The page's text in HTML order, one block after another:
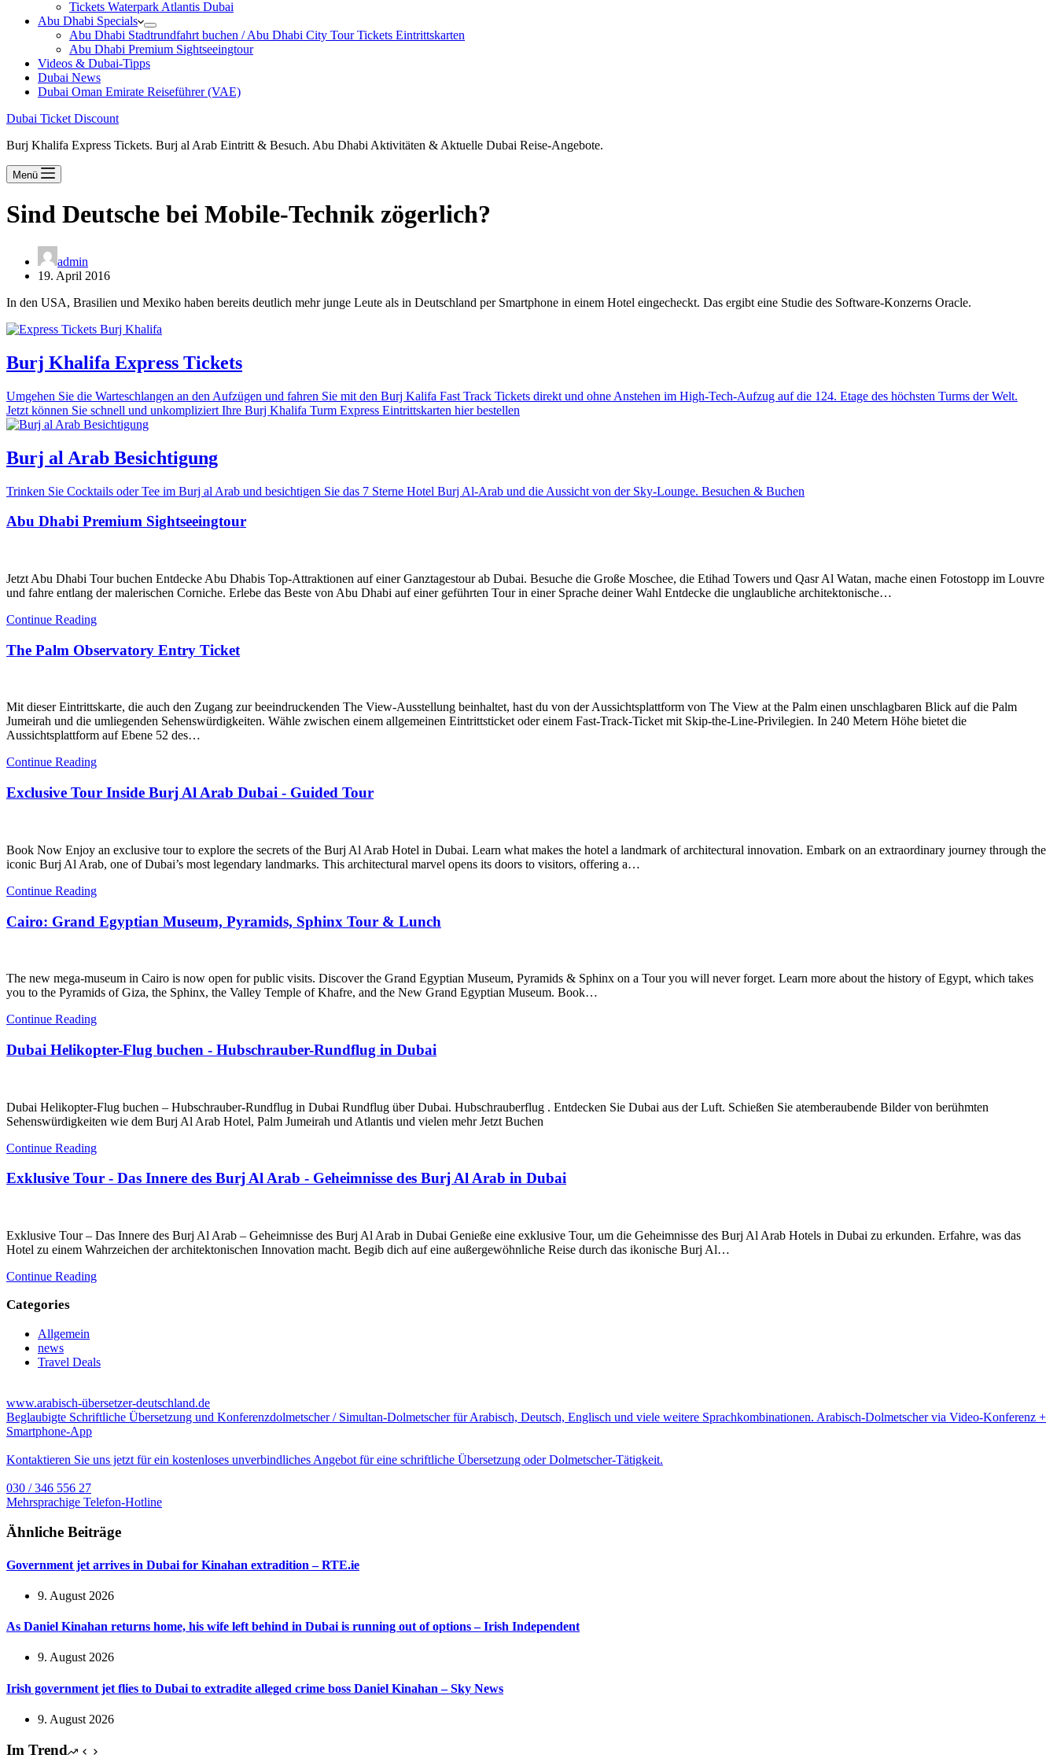
Tickets Waterpark Atlantis Dubai
Abu Dhabi Specials
Abu Dhabi Stadtrundfahrt buchen / Abu Dhabi City Tour Tickets Eintrittskarten
Abu Dhabi Premium Sightseeingtour
Videos & Dubai-Tipps
Dubai News
Dubai Oman Emirate Reiseführer (VAE)
Dubai Ticket Discount
Burj Khalifa Express Tickets. Burj al Arab Eintritt & Besuch. Abu Dhabi Aktivitäten & Aktuelle Dubai Reise-Angebote.
Menü
Sind Deutsche bei Mobile-Technik zögerlich?
admin
19. April 2016
In den USA, Brasilien und Mexiko haben bereits deutlich mehr junge Leute als in Deutschland per Smartphone in einem Hotel eingecheckt. Das ergibt eine Studie des Software-Konzerns Oracle.
Burj Khalifa Express Tickets
Umgehen Sie die Warteschlangen an den Aufzügen und fahren Sie mit den Burj Kalifa Fast Track Tickets direkt und ohne Anstehen im High-Tech-Aufzug auf die 124. Etage des höchsten Turms der Welt.
Jetzt können Sie schnell und unkompliziert Ihre Burj Khalifa Turm Express Eintrittskarten hier bestellen
Burj al Arab Besichtigung
Trinken Sie Cocktails oder Tee im Burj al Arab und besichtigen Sie das 7 Sterne Hotel Burj Al-Arab und die Aussicht von der Sky-Lounge. Besuchen & Buchen
Abu Dhabi Premium Sightseeingtour
Jetzt Abu Dhabi Tour buchen Entdecke Abu Dhabis Top-Attraktionen auf einer Ganztagestour ab Dubai. Besuche die Große Moschee, die Etihad Towers und Qasr Al Watan, mache einen Fotostopp im Louvre
und fahre entlang der malerischen Corniche. Erlebe das Beste von Abu Dhabi auf einer geführten Tour in einer Sprache deiner Wahl Entdecke die unglaubliche architektonische…
Continue Reading
The Palm Observatory Entry Ticket
Mit dieser Eintrittskarte, die auch den Zugang zur beeindruckenden The View-Ausstellung beinhaltet, hast du von der Aussichtsplattform von The View at the Palm einen unschlagbaren Blick auf die Palm
Jumeirah und die umliegenden Sehenswürdigkeiten. Wähle zwischen einem allgemeinen Eintrittsticket oder einem Fast-Track-Ticket mit Skip-the-Line-Privilegien. In 240 Metern Höhe bietet die
Aussichtsplattform auf Ebene 52 des…
Continue Reading
Exclusive Tour Inside Burj Al Arab Dubai - Guided Tour
Book Now Enjoy an exclusive tour to explore the secrets of the Burj Al Arab Hotel in Dubai. Learn what makes the hotel a landmark of architectural innovation. Embark on an extraordinary journey through the
iconic Burj Al Arab, one of Dubai’s most legendary landmarks. This architectural marvel opens its doors to visitors, offering a…
Continue Reading
Cairo: Grand Egyptian Museum, Pyramids, Sphinx Tour & Lunch
The new mega-museum in Cairo is now open for public visits. Discover the Grand Egyptian Museum, Pyramids & Sphinx on a Tour you will never forget. Learn more about the history of Egypt, which takes
you to the Pyramids of Giza, the Sphinx, the Valley Temple of Khafre, and the New Grand Egyptian Museum. Book…
Continue Reading
Dubai Helikopter-Flug buchen - Hubschrauber-Rundflug in Dubai
Dubai Helikopter-Flug buchen – Hubschrauber-Rundflug in Dubai Rundflug über Dubai. Hubschrauberflug . Entdecken Sie Dubai aus der Luft. Schießen Sie atemberaubende Bilder von berühmten
Sehenswürdigkeiten wie dem Burj Al Arab Hotel, Palm Jumeirah und Atlantis und vielen mehr Jetzt Buchen
Continue Reading
Exklusive Tour - Das Innere des Burj Al Arab - Geheimnisse des Burj Al Arab in Dubai
Exklusive Tour – Das Innere des Burj Al Arab – Geheimnisse des Burj Al Arab in Dubai Genieße eine exklusive Tour, um die Geheimnisse des Burj Al Arab Hotels in Dubai zu erkunden. Erfahre, was das
Hotel zu einem Wahrzeichen der architektonischen Innovation macht. Begib dich auf eine außergewöhnliche Reise durch das ikonische Burj Al…
Continue Reading
Categories
Allgemein
news
Travel Deals
www.arabisch-übersetzer-deutschland.de
Beglaubigte Schriftliche Übersetzung und Konferenzdolmetscher / Simultan-Dolmetscher für Arabisch, Deutsch, Englisch und viele weitere Sprachkombinationen. Arabisch-Dolmetscher via Video-Konferenz +
Smartphone-App
Kontaktieren Sie uns jetzt für ein kostenloses unverbindliches Angebot für eine schriftliche Übersetzung oder Dolmetscher-Tätigkeit.
030 / 346 556 27
Mehrsprachige Telefon-Hotline
Ähnliche Beiträge
Government jet arrives in Dubai for Kinahan extradition – RTE.ie
9. August 2026
As Daniel Kinahan returns home, his wife left behind in Dubai is running out of options – Irish Independent
9. August 2026
Irish government jet flies to Dubai to extradite alleged crime boss Daniel Kinahan – Sky News
9. August 2026
Im Trend